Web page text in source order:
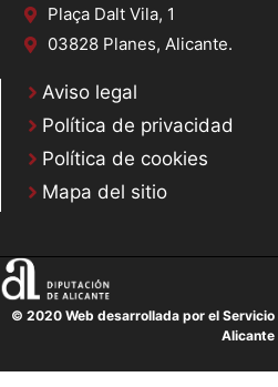
Plaça Dalt Vila, 1
03828 Planes, Alicante.
Aviso legal
Política de privacidad
Política de cookies
Mapa del sitio
© 2020 Web desarrollada por el
Alicante